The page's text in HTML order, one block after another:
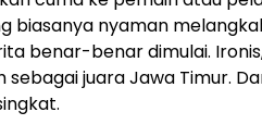
biasanya nyaman
benar-benar dimulai.
juara Jawa Timur.